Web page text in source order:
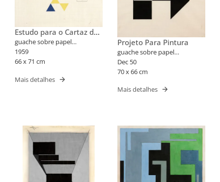
Estudo para o Cartaz da
5ª Bienal de SP
guache sobre papel
quadriculado
1959
66 x 71 cm
Mais detalhes
Projeto Para Pintura
guache sobre papel
milimetrado
Dec 50
70 x 66 cm
Mais detalhes